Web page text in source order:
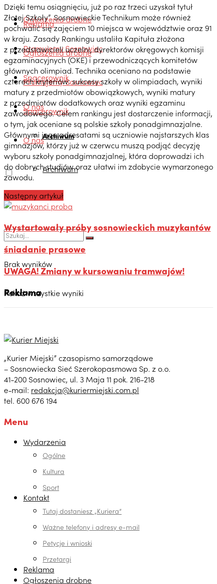
Ogłoszenia drobne
Promujemy Sosnowiec
Spacerownik
O nas
Archiwum
Reklama
Ogłoszenia drobne
Promujemy Sosnowiec
Spacerownik
O nas
Archiwum
Brak wyników
Pokaż wszystkie wyniki
Dzięki temu osiągnięciu, już po raz trzeci uzyskał tytuł
Złotej Szkoły”. Sosnowieckie Technikum może również
pochwalić się zajęciem 10 miejsca w województwie oraz 91
w kraju. Zasady Rankingu ustaliła Kapituła złożona
z przedstawicieli uczelni, dyrektorów okręgowych komisji
egzaminacyjnych (OKE) i przewodniczących komitetów
głównych olimpiad. Technika oceniano na podstawie
czterech kryteriów: sukcesy szkoły w olimpiadach, wyniki
matury z przedmiotów obowiązkowych, wyniki matury
z przedmiotów dodatkowych oraz wyniki egzaminu
zawodowego. Celem rankingu jest dostarczenie informacji,
o tym, jak oceniane są polskie szkoły ponadgimnazjalne.
Głównymi jego adresatami są uczniowie najstarszych klas
gimnazjów, którzy już w czerwcu muszą podjąć decyzję
wyboru szkoły ponadgimnazjalnej, która doprowadzi ich
do dobrych studiów oraz ułatwi im zdobycie wymarzonego
zawodu.
Następny artykuł
Wystartowały próby sosnowieckich muzykantów
śniadanie prasowe
UWAGA! Zmiany w kursowaniu tramwajów!
Reklama
„Kurier Miejski” czasopismo samorządowe
– Sosnowiecka Sieć Szerokopasmowa Sp. z o.o.
41-200 Sosnowiec, ul. 3 Maja 11 pok. 216-218
e-mail: redakcja@kuriermiejski.com.pl
tel. 600 676 194
Menu
Wydarzenia
Ogólne
Kultura
Sport
Kontakt
Tutaj dostaniesz „Kuriera”
Ważne telefony i adresy e-mail
Petycje i wnioski
Przetargi
Reklama
Ogłoszenia drobne